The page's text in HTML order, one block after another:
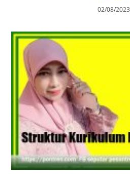
02/08/2023